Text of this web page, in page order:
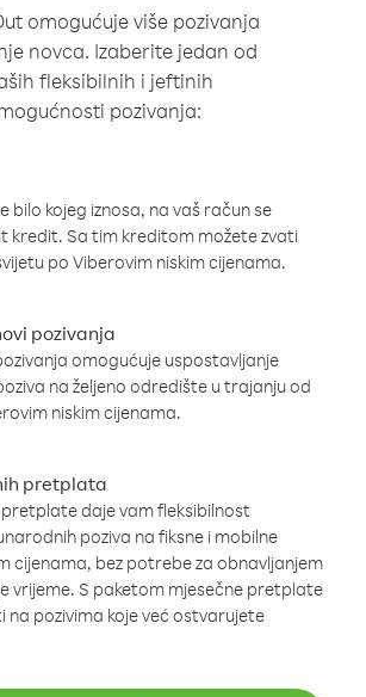
omogućuje više pozivanja
novca. Izaberite jedan od
fleksibilnih i jeftinih
pozivanja:
bilo kojeg iznosa, na vaš račun se
kredit. Sa tim kreditom možete zvati
po Viberovim niskim cijenama.
pozivanja
omogućuje uspostavljanje
na željeno odredište u trajanju od
niskim cijenama.
pretplata
daje vam fleksibilnost
poziva na fiksne i mobilne
cijenama, bez potrebe za obnavljanjem
vrijeme. S paketom mjesečne pretplate
na pozivima koje već ostvarujete